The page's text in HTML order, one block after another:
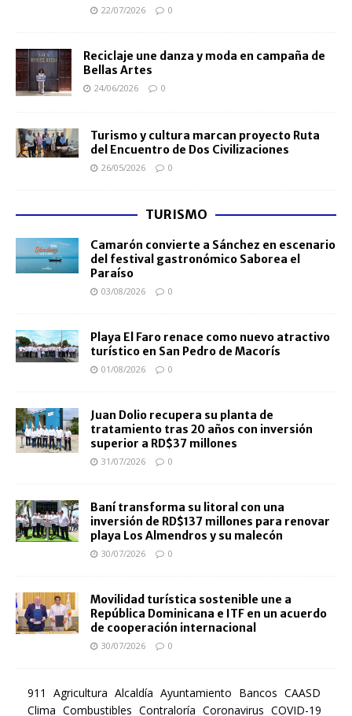
22/07/2026 0
Reciclaje une danza y moda en campaña de
Bellas Artes
24/06/2026 0
Turismo y cultura marcan proyecto Ruta
del Encuentro de Dos Civilizaciones
26/05/2026 0
TURISMO
Camarón convierte a Sánchez en escenario
del festival gastronómico Saborea el
Paraíso
03/08/2026 0
Playa El Faro renace como nuevo atractivo
turístico en San Pedro de Macorís
01/08/2026 0
Juan Dolio recupera su planta de
tratamiento tras 20 años con inversión
superior a RD$37 millones
31/07/2026 0
Baní transforma su litoral con una
inversión de RD$137 millones para renovar
playa Los Almendros y su malecón
30/07/2026 0
Movilidad turística sostenible une a
República Dominicana e ITF en un acuerdo
de cooperación internacional
30/07/2026 0
911 Agricultura Alcaldía Ayuntamiento Bancos CAASD
Clima Combustibles Contraloría Coronavirus COVID-19